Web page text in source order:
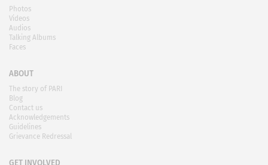
Photos
Videos
Audios
Talking Albums
Faces
ABOUT
The story of PARI
Blog
Contact us
Acknowledgements
Guidelines
Grievance Redressal